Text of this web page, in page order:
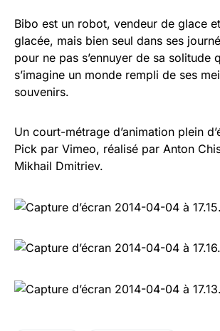
Bibo est un robot, vendeur de glace
glacée, mais bien seul dans ses
pour ne pas s’ennuyer de sa solitude
s’imagine un monde rempli de ses
souvenirs.
Un court-métrage d’animation plein
Pick par Vimeo, réalisé par Anton
Mikhail Dmitriev.